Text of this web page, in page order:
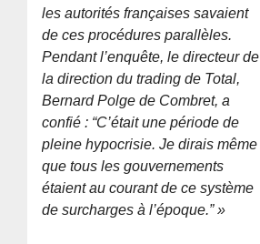
les autorités françaises savaient
de ces procédures parallèles.
Pendant l’enquête, le directeur de
la direction du trading de Total,
Bernard Polge de Combret, a
confié : “C’était une période de
pleine hypocrisie. Je dirais même
que tous les gouvernements
étaient au courant de ce système
de surcharges à l’époque.” »